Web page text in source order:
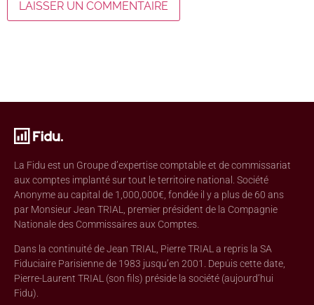
La Fidu est un Groupe d’expertise comptable et de commissariat
aux comptes implanté sur tout le territoire national. Société
Anonyme au capital de 1,000,000€, fondée il y a plus de 60 ans
par Monsieur Jean TRIAL, premier président de la Compagnie
Nationale des Commissaires aux Comptes.
Dans la continuité de Jean TRIAL, Pierre TRIAL a repris la SA
Fiduciaire Parisienne de 1983 jusqu’en 2001. Depuis cette date,
Pierre-Laurent TRIAL (son fils) préside la société (aujourd’hui
Fidu).